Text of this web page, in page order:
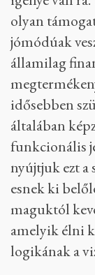
olyan
jómódúak
államilag
idősebben
általában
funkcionális
nyújtjuk ezt a
esnek ki
maguktól
amelyik élni
logikának a